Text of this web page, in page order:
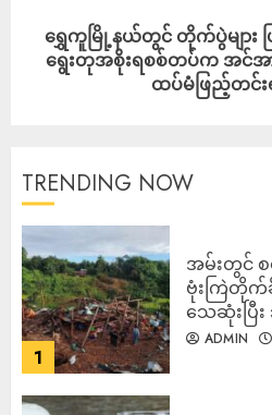
ရွှေကူမြို့နယ်တွင် တိုက်ပွဲများ ပ
ရွေးတုအစိုးရစစ်တပ်က အင်အာ
ထပ်မံဖြည့်တင်း
TRENDING NOW
1
အမ်းတွင်
ဗုံးကြဲတိုက်
သေဆုံးပြီး
ADMIN